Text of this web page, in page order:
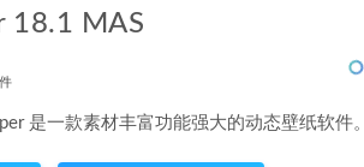
18.1 MAS
是一款素材丰富功能强大的动态壁纸软件。